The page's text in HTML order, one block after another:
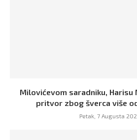
Milovićevom saradniku, Harisu
pritvor zbog šverca više
Petak, 7 Augusta